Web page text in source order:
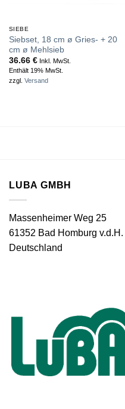
SIEBE
Siebset, 18 cm ø Gries- + 20
cm ø Mehlsieb
36.66 €Inkl. MwSt.
Enthält 19% MwSt.
zzgl. Versand
LUBA GMBH
Massenheimer Weg 25
61352 Bad Homburg v.d.H.
Deutschland